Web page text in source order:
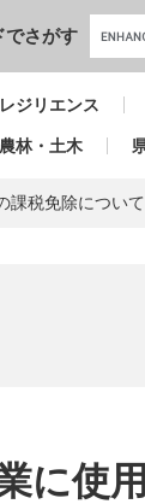
でさがす
ジリエンス
林・土木
課税免除について
に使